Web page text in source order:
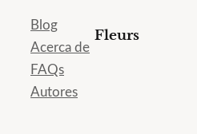
Blog
Acerca de
FAQs
Autores
Fleurs